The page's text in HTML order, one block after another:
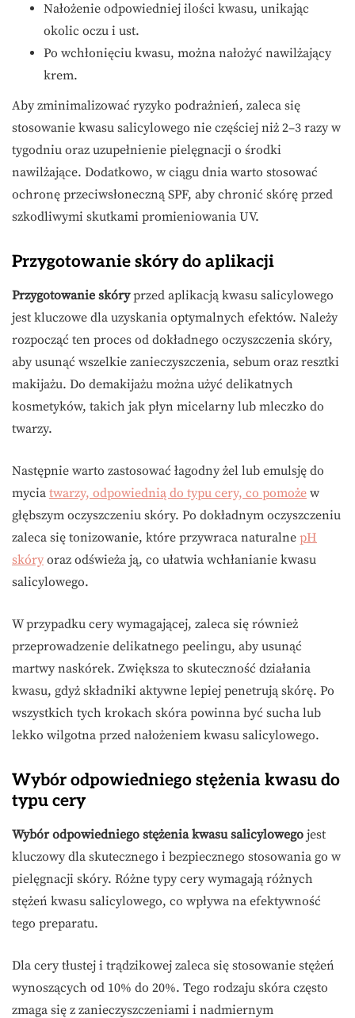
Nałożenie odpowiedniej ilości kwasu, unikając
okolic oczu i ust.
Po wchłonięciu kwasu, można nałożyć nawilżający
krem.
Aby zminimalizować ryzyko podrażnień, zaleca się
stosowanie kwasu salicylowego nie częściej niż 2–3 razy w
tygodniu oraz uzupełnienie pielęgnacji o środki
nawilżające. Dodatkowo, w ciągu dnia warto stosować
ochronę przeciwsłoneczną SPF, aby chronić skórę przed
szkodliwymi skutkami promieniowania UV.
Przygotowanie skóry do aplikacji
Przygotowanie skóryprzed aplikacją kwasu salicylowego
jest kluczowe dla uzyskania optymalnych efektów. Należy
rozpocząć ten proces od dokładnego oczyszczenia skóry,
aby usunąć wszelkie zanieczyszczenia, sebum oraz resztki
makijażu. Do demakijażu można użyć delikatnych
kosmetyków, takich jak płyn micelarny lub mleczko do
twarzy.
Następnie warto zastosować łagodny żel lub emulsję do
mycia twarzy, odpowiednią do typu cery, co pomoże w
głębszym oczyszczeniu skóry. Po dokładnym oczyszczeniu
zaleca się tonizowanie, które przywraca naturalne pH
skóry oraz odświeża ją, co ułatwia wchłanianie kwasu
salicylowego.
W przypadku cery wymagającej, zaleca się również
przeprowadzenie delikatnego peelingu, aby usunąć
martwy naskórek. Zwiększa to skuteczność działania
kwasu, gdyż składniki aktywne lepiej penetrują skórę. Po
wszystkich tych krokach skóra powinna być sucha lub
lekko wilgotna przed nałożeniem kwasu salicylowego.
Wybór odpowiedniego stężenia kwasu do
typu cery
Wybór odpowiedniego stężenia kwasu salicylowego jest
kluczowy dla skutecznego i bezpiecznego stosowania go w
pielęgnacji skóry. Różne typy cery wymagają różnych
stężeń kwasu salicylowego, co wpływa na efektywność
tego preparatu.
Dla cery tłustej i trądzikowej zaleca się stosowanie stężeń
wynoszących od 10% do 20%. Tego rodzaju skóra często
zmaga się z zanieczyszczeniami i nadmiernym